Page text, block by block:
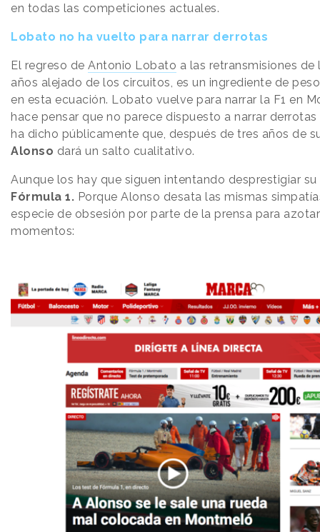
en todas las competiciones actuales.
Lobato no ha vuelto para narrar derrotas
El regreso de Antonio Lobato a las retransmisiones de
años alejado de los circuitos, es un ingrediente de
en esta ecuación. Lobato vuelve para narrar la F1 en
hace pensar que no parece dispuesto a narrar
ha dicho públicamente que, después de tres años de
Alonso dará un salto cualitativo.
Aunque los hay que siguen intentando desprestigiar
Fórmula 1. Porque Alonso desata las mismas
especie de obsesión por parte de la prensa para
momentos: